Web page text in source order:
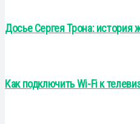
Досье Сергея Трона: история
Как подключить Wi-Fi к